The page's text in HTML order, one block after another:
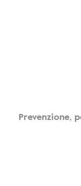
Prevenzione,